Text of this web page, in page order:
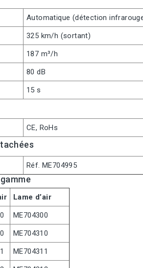
Automatique (détection
325 km/h (sortant)
187 m³/h
80 dB
15 s
CE, RoHs
Réf. ME704995
Lame d’air
ME704300
ME704310
ME704311